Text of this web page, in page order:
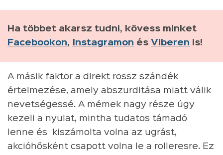
Ha többet akarsz tudni, kövess minket
Facebookon, Instagramon és Viberen is!
A másik faktor a direkt rossz szándék
értelmezése, amely abszurditása miatt válik
nevetségessé. A mémek nagy része úgy
kezeli a nyulat, mintha tudatos támadó
lenne és kiszámolta volna az ugrást,
akcióhősként csapott volna le a rolleresre. Ez